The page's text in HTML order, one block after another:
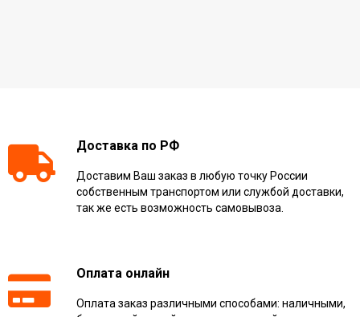
Доставка по РФ
Доставим Ваш заказ в любую точку России
собственным транспортом или службой доставки,
так же есть возможность самовывоза.
Оплата онлайн
Оплата заказ различными способами: наличными,